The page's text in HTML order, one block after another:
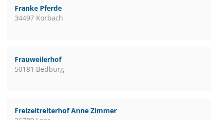
Franke Pferde
34497 Korbach
Frauweilerhof
50181 Bedburg
Freizeitreiterhof Anne Zimmer